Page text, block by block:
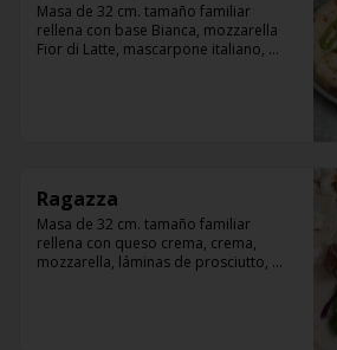
Masa de 32 cm. tamaño familiar
rellena con base Bianca, mozzarella
Fior di Latte, mascarpone italiano,
Ragazza
Masa de 32 cm. tamaño familiar
rellena con queso crema, crema,
mozzarella, láminas de prosciutto,